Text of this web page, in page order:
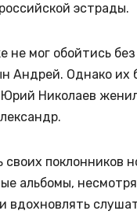
эстрады.
мог обойтись
Андрей. Однако
Николаев
поклонников
альбомы,
вдохновлять